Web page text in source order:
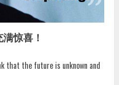
惊喜！
that the future is unknown and